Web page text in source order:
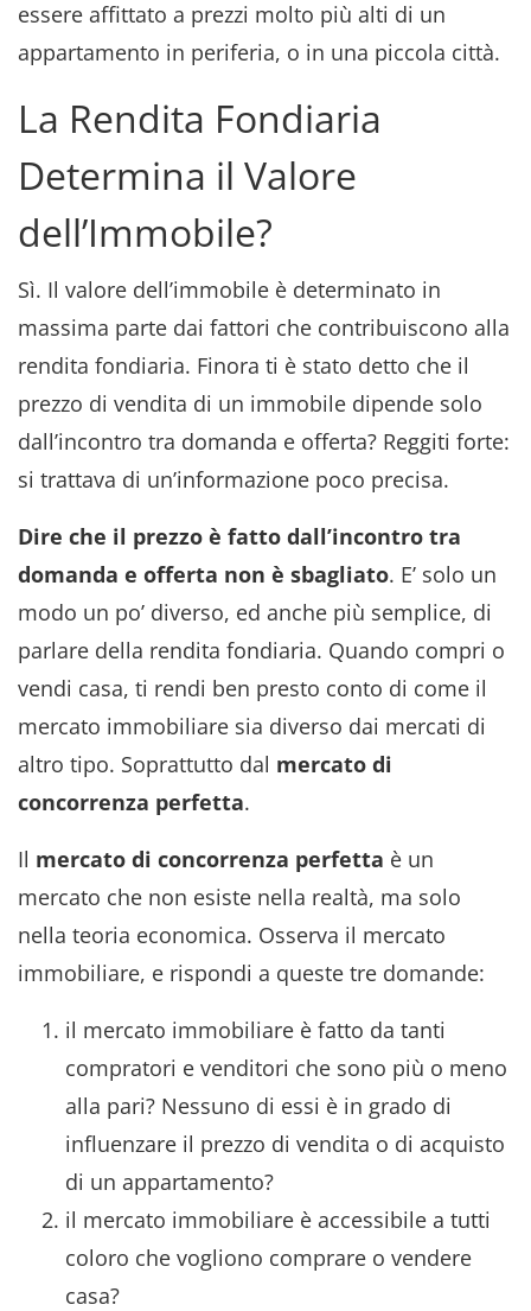
essere affittato a prezzi molto più alti di un
appartamento in periferia, o in una piccola città.
La Rendita Fondiaria
Determina il Valore
dell’Immobile?
Sì. Il valore dell’immobile è determinato in
massima parte dai fattori che contribuiscono alla
rendita fondiaria. Finora ti è stato detto che il
prezzo di vendita di un immobile dipende solo
dall’incontro tra domanda e offerta? Reggiti forte:
si trattava di un’informazione poco precisa.
Dire che il prezzo è fatto dall’incontro tra
domanda e offerta non è sbagliato. E’ solo un
modo un po’ diverso, ed anche più semplice, di
parlare della rendita fondiaria. Quando compri o
vendi casa, ti rendi ben presto conto di come il
mercato immobiliare sia diverso dai mercati di
altro tipo. Soprattutto dal mercato di
concorrenza perfetta.
Il mercato di concorrenza perfetta è un
mercato che non esiste nella realtà, ma solo
nella teoria economica. Osserva il mercato
immobiliare, e rispondi a queste tre domande:
il mercato immobiliare è fatto da tanti
compratori e venditori che sono più o meno
alla pari? Nessuno di essi è in grado di
influenzare il prezzo di vendita o di acquisto
di un appartamento?
il mercato immobiliare è accessibile a tutti
coloro che vogliono comprare o vendere
casa?